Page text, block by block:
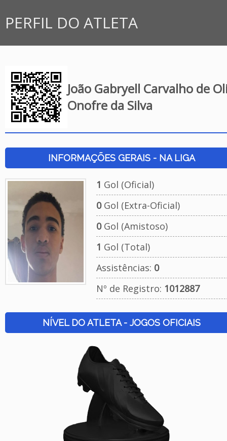
PERFIL DO ATLETA
João Gabryell Carvalho de
Onofre da Silva
INFORMAÇÕES GERAIS - NA LIGA
1 Gol (Oficial)
0Gol (Extra-Oficial)
0Gol (Amistoso)
1 Gol (Total)
Assistências: 0
Nº de Registro: 1012887
NÍVEL DO ATLETA - JOGOS OFICIAIS